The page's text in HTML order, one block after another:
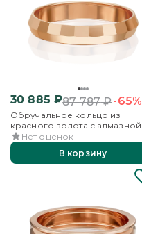
30 885 ₽87 787₽-65%
Обручальное кольцо из
красного золота с алмазной
гранью
Нет оценок
В корзину